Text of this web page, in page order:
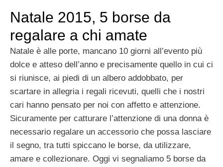
Natale 2015, 5 borse da
regalare a chi amate
Natale è alle porte, mancano 10 giorni all’evento più
dolce e atteso dell’anno e precisamente quello in cui ci
si riunisce, ai piedi di un albero addobbato, per
scartare in allegria i regali ricevuti, quelli che i nostri
cari hanno pensato per noi con affetto e attenzione.
Sicuramente per catturare l’attenzione di una donna è
necessario regalare un accessorio che possa lasciare
il segno, tra tutti spiccano le borse, da utilizzare,
amare e collezionare. Oggi vi segnaliamo 5 borse da